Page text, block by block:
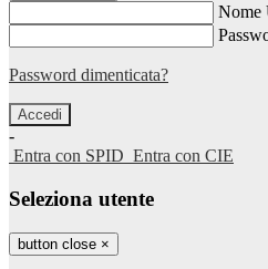
Nome
Password dimenticata?
-
Entra con SPID Entra con CIE
Seleziona utente
button close ×